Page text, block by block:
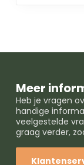
Meer
Heb je vragen
handige
veelgestelde
graag verder,